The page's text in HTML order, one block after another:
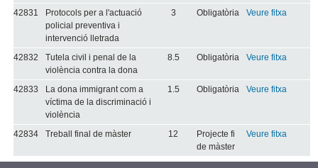
42831
Protocols per a l'actuació
policial preventiva i
intervenció lletrada
3 Obligatòria Veure fitxa
42832
Tutela civil i penal de la
violència contra la dona
8.5 Obligatòria Veure fitxa
42833
La dona immigrant com a
víctima de la discriminació i
violència
1.5 Obligatòria Veure fitxa
42834 Treball final de màster 12
Projecte fi
de màster
Veure fitxa